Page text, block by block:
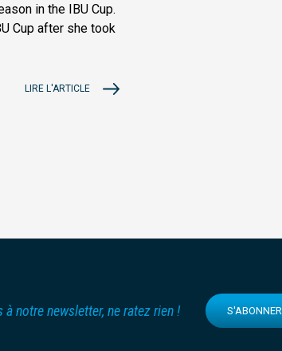
in the IBU Cup.
Cup after she took
LIRE L'ARTICLE
à notre newsletter, ne ratez rien ! S'ABONNER